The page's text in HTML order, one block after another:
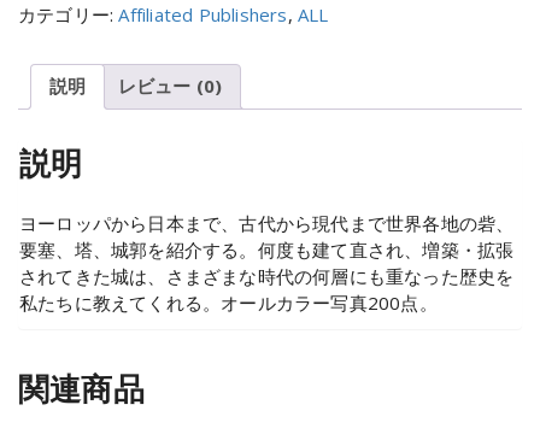
カテゴリー:Affiliated Publishers,ALL
説明 レビュー (0)
説明
ヨーロッパから日本まで、古代から現代まで世界各地の砦、
要塞、塔、城郭を紹介する。何度も建て直され、増築・拡張
されてきた城は、さまざまな時代の何層にも重なった歴史を
私たちに教えてくれる。オールカラー写真200点。
関連商品